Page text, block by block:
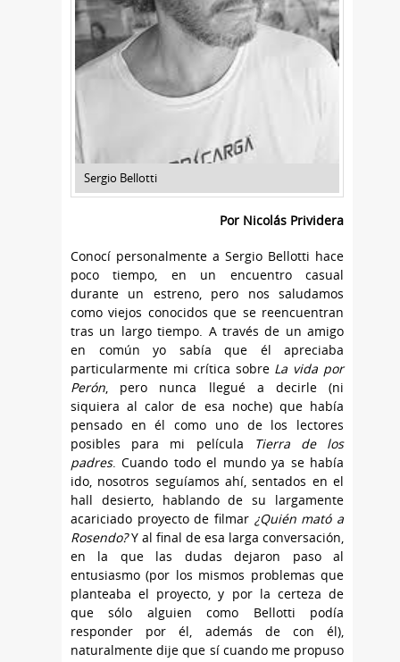
Sergio Bellotti
Por Nicolás Prividera
Conocí personalmente a Sergio Bellotti hace
poco tiempo, en un encuentro casual
durante un estreno, pero nos saludamos
como viejos conocidos que se reencuentran
tras un largo tiempo. A través de un amigo
en común yo sabía que él apreciaba
particularmente mi crítica sobre La vida por
Perón, pero nunca llegué a decirle (ni
siquiera al calor de esa noche) que había
pensado en él como uno de los lectores
posibles para mi película
Tierra de los
padres. Cuando todo el mundo ya se había
ido, nosotros seguíamos ahí, sentados en el
hall desierto, hablando de su largamente
acariciado proyecto de filmar ¿Quién mató a
Rosendo?Y al final de esa larga conversación,
en la que las dudas dejaron paso al
entusiasmo (por los mismos problemas que
planteaba el proyecto, y por la certeza de
que sólo alguien como Bellotti podía
responder por él, además de con él),
naturalmente dije que sí cuando me propuso